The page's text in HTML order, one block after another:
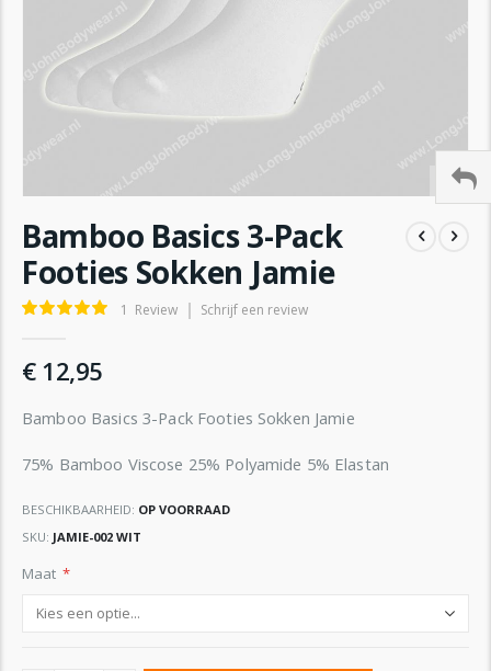
naar
het
begin
van
de
gallerij
Bamboo Basics 3-Pack
Footies Sokken Jamie
Waardering: 1 Review Schrijf een review
€ 12,95
Bamboo Basics 3-Pack Footies Sokken Jamie
75% Bamboo Viscose 25% Polyamide 5% Elastan
BESCHIKBAARHEID: OP VOORRAAD
SKU JAMIE-002 WIT
Maat